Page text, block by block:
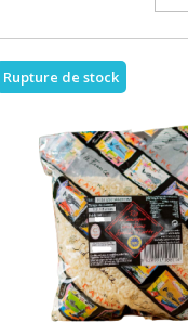
Rupture de stock